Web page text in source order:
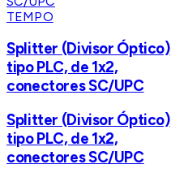
TEMPO
Splitter (Divisor Óptico)
tipo PLC, de 1x2,
conectores SC/UPC
Splitter (Divisor Óptico)
tipo PLC, de 1x2,
conectores SC/UPC